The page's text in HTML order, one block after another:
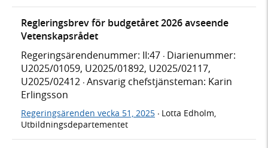
Regleringsbrev för budgetåret 2026 avseende
Vetenskapsrådet
Regeringsärendenummer: II:47 · Diarienummer:
U2025/01059, U2025/01892, U2025/02117,
U2025/02412 · Ansvarig chefstjänsteman: Karin
Erlingsson
Regeringsärenden vecka 51, 2025 · Lotta Edholm,
Utbildningsdepartementet